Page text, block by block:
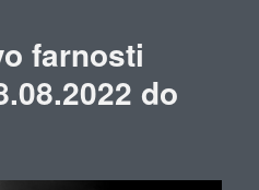
farnosti
do